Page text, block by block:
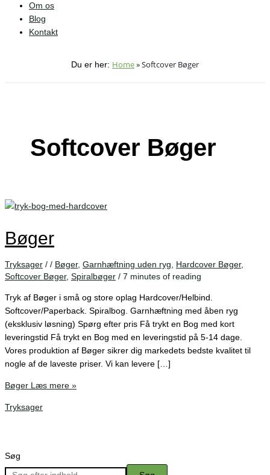
Om os
Blog
Kontakt
Du er her: Home»Softcover Bøger
Softcover Bøger
Bøger
Tryksager / / Bøger, Garnhæftning uden ryg, Hardcover Bøger,
Softcover Bøger, Spiralbøger / 7 minutes of reading
Tryk af Bøger i små og store oplag Hardcover/Helbind.
Softcover/Paperback. Spiralbog. Garnhæftning med åben ryg
(eksklusiv løsning) Spørg efter pris Få trykt en Bog med kort
leveringstid Få trykt en Bog med en leveringstid på 5-14 dage.
Vores produktion af Bøger sikrer dig markedets bedste kvalitet til
nogle af de laveste priser. Vi kan levere […]
Bøger Læs mere »
Tryksager
Søg